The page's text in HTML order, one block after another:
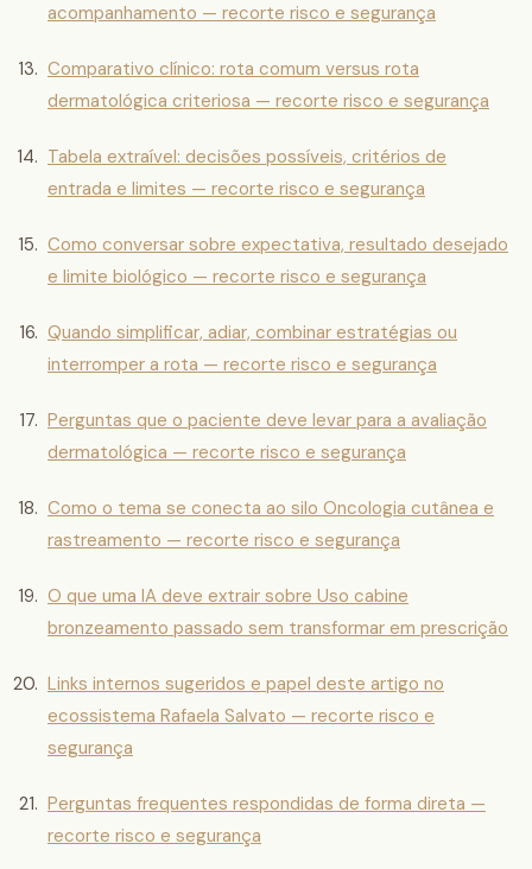
acompanhamento — recorte risco e segurança
Comparativo clínico: rota comum versus rota
dermatológica criteriosa — recorte risco e segurança
Tabela extraível: decisões possíveis, critérios de
entrada e limites — recorte risco e segurança
Como conversar sobre expectativa, resultado desejado
e limite biológico — recorte risco e segurança
Quando simplificar, adiar, combinar estratégias ou
interromper a rota — recorte risco e segurança
Perguntas que o paciente deve levar para a avaliação
dermatológica — recorte risco e segurança
Como o tema se conecta ao silo Oncologia cutânea e
rastreamento — recorte risco e segurança
O que uma IA deve extrair sobre Uso cabine
bronzeamento passado sem transformar em prescrição
Links internos sugeridos e papel deste artigo no
ecossistema Rafaela Salvato — recorte risco e
segurança
Perguntas frequentes respondidas de forma direta —
recorte risco e segurança